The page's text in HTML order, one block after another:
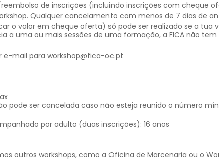
de inscrições (incluindo inscrições com cheque
Qualquer cancelamento com menos de 7 dias de
o valor em cheque oferta) só pode ser realizado se a tua
a uma ou mais sessões de uma formação, a FICA não
e-mail para workshop@fica-oc.pt
pode ser cancelada caso não esteja reunido o número
por adulto (duas inscrições): 16 anos
outros workshops, como a Oficina de Marcenaria ou o